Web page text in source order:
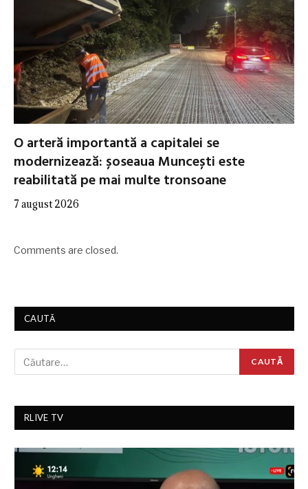
O arteră importantă a capitalei se
modernizează: șoseaua Muncești este
reabilitată pe mai multe tronsoane
7 august 2026
Comments are closed.
CAUTĂ
RLIVE TV